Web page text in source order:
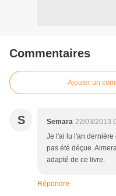
Commentaires
Ajouter un
S Semara 22/03/2013
Je l'ai lu l'an dernière
pas été déçue.
adapté de ce livre.
Répondre